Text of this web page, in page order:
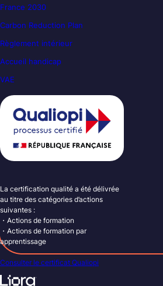
France 2030
Carbon Reduction Plan
Règlement intérieur
Accueil handicap
VAE
La certification qualité a été délivrée
au titre des catégories d’actions
suivantes :
・Actions de formation
・Actions de formation par
apprentissage
Consulter le certificat Qualiopi